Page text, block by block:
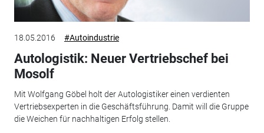
18.05.2016 #Autoindustrie
Autologistik: Neuer Vertriebschef bei
Mosolf
Mit Wolfgang Göbel holt der Autologistiker einen verdienten
Vertriebsexperten in die Geschäftsführung. Damit will die Gruppe
die Weichen für nachhaltigen Erfolg stellen.